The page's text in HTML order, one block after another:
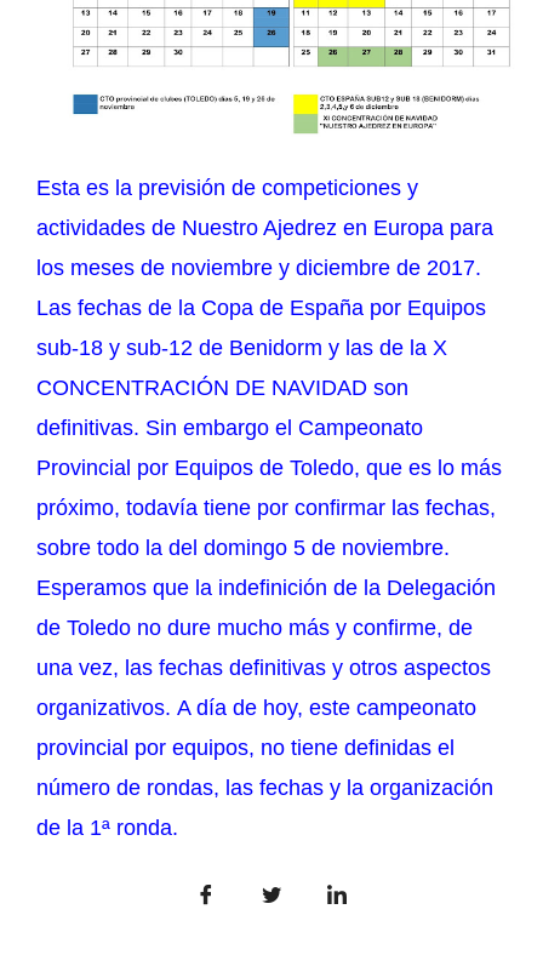
Esta es la previsión de competiciones y
actividades de Nuestro Ajedrez en Europa para
los meses de noviembre y diciembre de 2017.
Las fechas de la Copa de España por Equipos
sub-18 y sub-12 de Benidorm y las de la X
CONCENTRACIÓN DE NAVIDAD son
definitivas. Sin embargo el Campeonato
Provincial por Equipos de Toledo, que es lo más
próximo, todavía tiene por confirmar las fechas,
sobre todo la del domingo 5 de noviembre.
Esperamos que la indefinición de la Delegación
de Toledo no dure mucho más y confirme, de
una vez, las fechas definitivas y otros aspectos
organizativos. A día de hoy, este campeonato
provincial por equipos, no tiene definidas el
número de rondas, las fechas y la organización
de la 1ª ronda.